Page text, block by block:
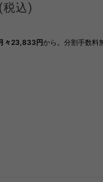
(税込)
々23,833円から。分割手数料